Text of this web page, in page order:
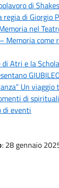
di
regia di Giorgio
nel
Memoria come
Atri e la
Un
di
di eventi
: 28 gennaio